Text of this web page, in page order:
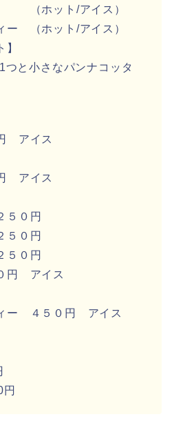
ホット/アイス）
ー （ホット/アイス）
】
と小さなパンナコッタ
アイス
アイス
５０円
５０円
０円
円 アイス
ィー ４５０円 アイス